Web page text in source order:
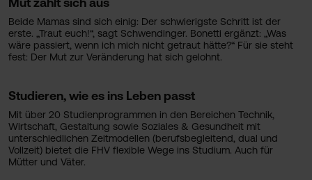
Beide Mamas sind sich einig: Der schwierigste Schritt ist der
erste. „Traut euch!“, sagt Schwendinger. Bonetti ergänzt: „Was
wäre passiert, wenn ich mich nicht getraut hätte?“ Für sie steht
fest: Der Mut zur Veränderung hat sich gelohnt.
Studieren, wie es ins Leben passt
Mit über 20 Studienprogrammen in den Bereichen Technik,
Wirtschaft, Gestaltung sowie Soziales & Gesundheit mit
unterschiedlichen Zeitmodellen (berufsbegleitend, dual und
Vollzeit) bietet die FHV flexible Wege ins Studium. Auch für
Mütter und Väter.